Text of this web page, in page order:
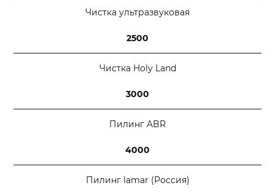
Чистка ультразвуковая
2500
Чистка Holy Land
3000
Пилинг ABR
4000
Пилинг lamar (Россия)